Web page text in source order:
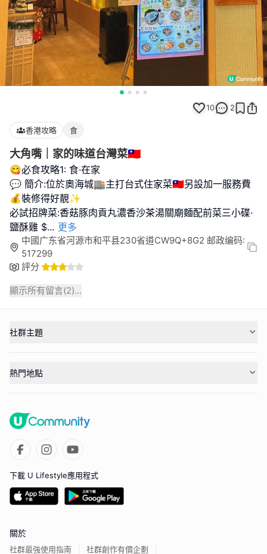
10 2
香港攻略 食
大角嘴｜家的味道台灣菜🇹🇼
😋必食攻略1: 食·在家
💬 簡介:位於奧海城🏬主打台式住家菜🇹🇼另設加一服務費
💰裝修得好靚✨
必試招牌菜:香菇豚肉貢丸濃香沙茶湯關廟麵配前菜三小碟·
鹽酥雞 $... 更多
中國广东省河源市和平县230省道CW9Q+8G2 邮政编码:
517299
評分
顯示所有留言(2)...
社群主題
熱門地點
下載 U Lifestyle應用程式
關於
社群最強使用指南 社群創作有價企劃